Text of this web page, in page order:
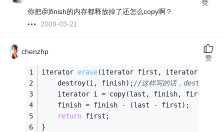
你把i到finish的内存都释放掉了还怎么copy啊？
2009-03-21
赞
chenzhp
iterator erase(iterator first, iterator last)
    destroy(i, finish);
//这样写的话，destroy里
    iterator i = copy(last, finish, first);
    finish = finish - (last - first);
return first;
}
赞